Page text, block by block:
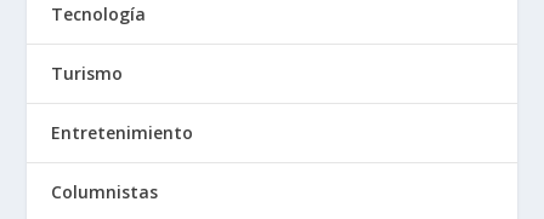
Tecnología
Turismo
Entretenimiento
Columnistas